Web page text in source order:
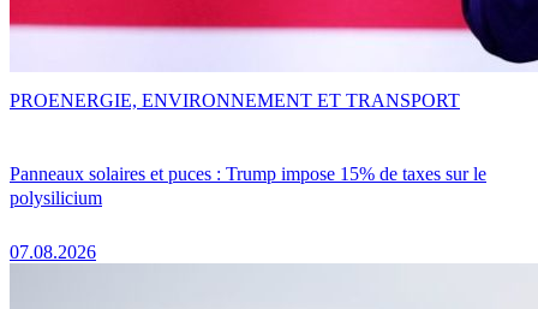
Panneaux solaires et puces : Trump impose 15% de taxes sur le
polysilicium
07.08.2026
PROENERGIE, ENVIRONNEMENT ET TRANSPORT